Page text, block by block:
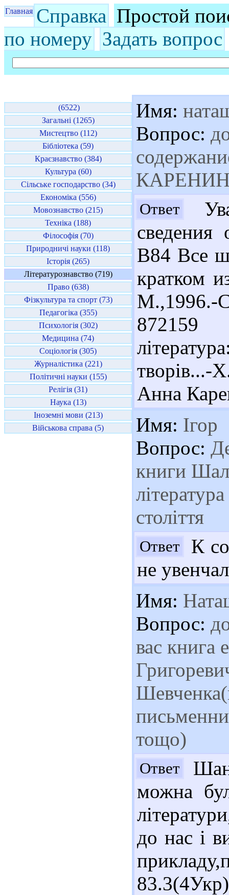
Главная Справка Простой
по номеру Задать вопрос
(6522)
Загальні (1265)
Мистецтво (112)
Бібліотека (59)
Краєзнавство (384)
Культура (60)
Сільське господарство (34)
Економіка (556)
Мовознавство (215)
Техніка (188)
Філософія (70)
Природничі науки (118)
Історія (265)
Літературознавство (719)
Право (638)
Фізкультура та спорт (73)
Педагогіка (355)
Психологія (302)
Медицина (74)
Соціологія (305)
Журналістика (221)
Політичні науки (155)
Релігія (31)
Наука (13)
Іноземні мови (213)
Військова справа (5)
Имя:
Вопрос:
Ответ
В84 Все
кратком
М.,1996.-
872159
Анна
Имя: Ігор
Вопрос:
книги
століття
Ответ
К
не
Имя:
Вопрос:
вас книга
тощо)
Ответ
можна
до нас і